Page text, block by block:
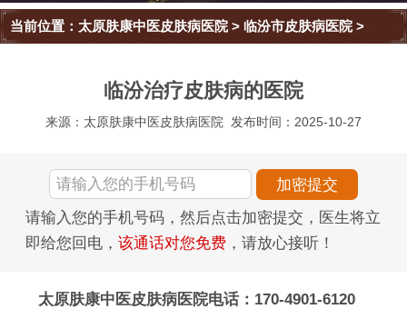
当前位置： 太原肤康中医皮肤病医院>临汾市皮肤病医院>
临汾治疗皮肤病的医院
来源：太原肤康中医皮肤病医院 发布时间：2025-10-27
请输入您的手机号码，然后点击加密提交，医生将立
即给您回电， 该通话对您免费 ，请放心接听！
太原肤康中医皮肤病医院电话：170-4901-6120